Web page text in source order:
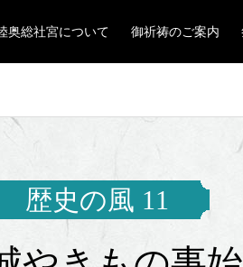
奥総社宮について 御祈祷のご案内
歴史の風 11